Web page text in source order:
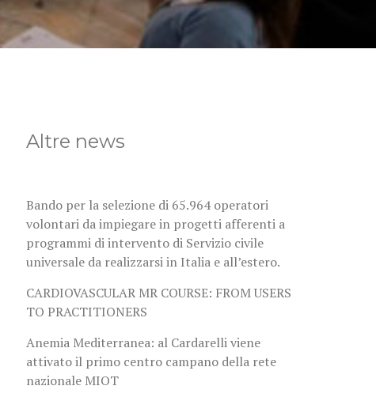
Altre news
Bando per la selezione di 65.964 operatori
volontari da impiegare in progetti afferenti a
programmi di intervento di Servizio civile
universale da realizzarsi in Italia e all’estero.
CARDIOVASCULAR MR COURSE: FROM USERS
TO PRACTITIONERS
Anemia Mediterranea: al Cardarelli viene
attivato il primo centro campano della rete
nazionale MIOT